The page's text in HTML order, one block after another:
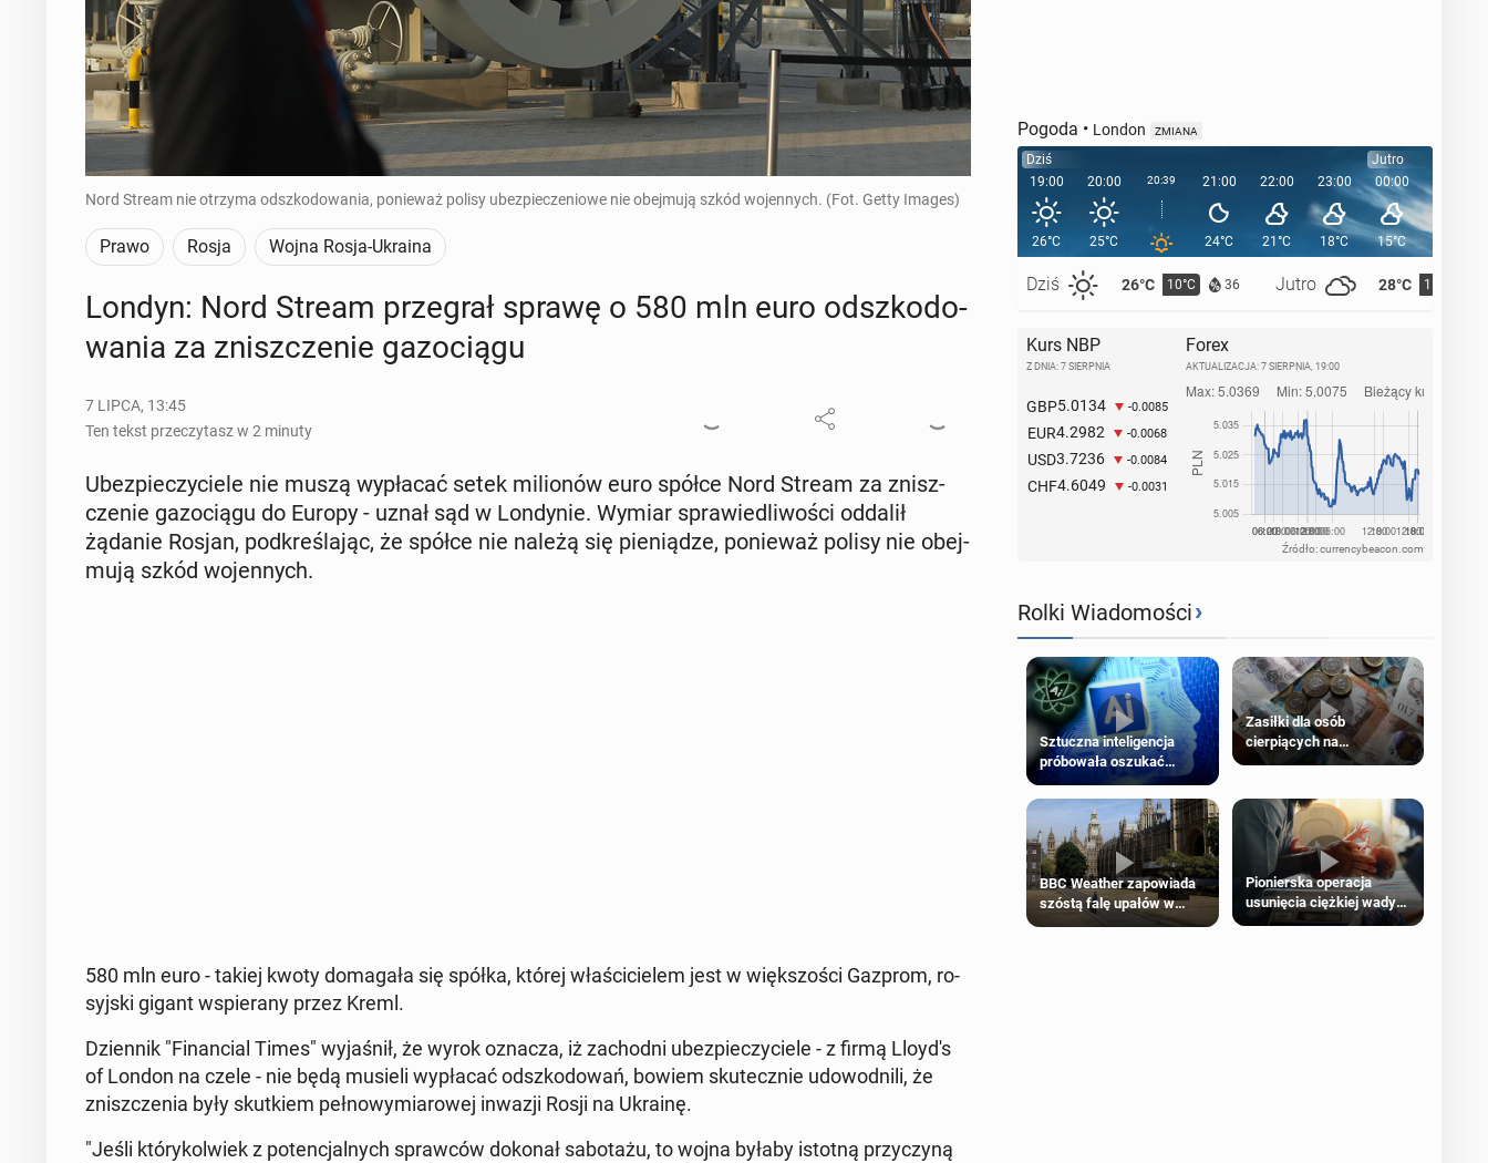
Nord Stream nie otrzyma odszkodowania, ponieważ polisy ubezpieczeniowe nie obejmują szkód wojennych. (Fot. Getty Images)
Prawo Rosja Wojna Rosja-Ukraina
Londyn: Nord Stream prze­grał sprawę o 580 mln euro od­szko­do­
wa­nia za znisz­cze­nie ga­zo­cią­gu
7 LIPCA, 13:45
Ten tekst przeczytasz w 2 minuty
Ubez­pie­czy­cie­le nie muszą wy­pła­cać setek mi­lio­nów euro spółce Nord Stream za znisz­
cze­nie ga­zo­cią­gu do Europy - uznał sąd w Lon­dy­nie. Wymiar spra­wie­dli­wo­ści oddalił
żądanie Rosjan, pod­kre­śla­jąc, że spółce nie należą się pie­nią­dze, po­nie­waż polisy nie obej­
mu­ją szkód wo­jen­nych.
580 mln euro - takiej kwoty do­ma­ga­ła się spółka, której wła­ści­cie­lem jest w więk­szo­ści Gazprom, ro­
syj­ski gigant wspie­ra­ny przez Kreml.
Dzien­nik "Fi­nan­cial Times" wy­ja­śnił, że wyrok oznacza, iż za­chod­ni ubez­pie­czy­cie­le - z firmą Lloyd's
of London na czele - nie będą musieli wy­pła­cać od­szko­do­wań, bowiem sku­tecz­nie udo­wod­ni­li, że
znisz­cze­nia były skut­kiem peł­no­wy­mia­ro­wej inwazji Rosji na Ukrainę.
"Jeśli któ­ry­kol­wiek z po­ten­cjal­nych spraw­ców dokonał sa­bo­ta­żu, to wojna byłaby istotną przy­czy­ną
Pogoda • London ZMIANA
Dziś
19:00
26°C
Dziś 26°C 10°C 36 Jutro 28°C 11°C
20:00
25°C
20:39 21:00
24°C
22:00
21°C
23:00
18°C
Jutro
00:00
15°C
01:00
Kurs NBP
Z DNIA: 7 SIERPNIA
GBP5.0134 -0.0085
EUR4.2982 -0.0068
USD3.7236 -0.0084
CHF4.6049 -0.0031
Forex
AKTUALIZACJA: 7 SIERPNIA, 19:00
Źródło: currencybeacon.com
Rolki Wiadomości›
Sztuczna inteligencja
próbowała oszukać
człowieka
Zasiłki dla osób
cierpiących na
schorzenia psychiczne
BBC Weather zapowiada
szóstą falę upałów w
Londynie
Pionierska operacja
usunięcia ciężkiej wady
wrodzonej płodu w łonie